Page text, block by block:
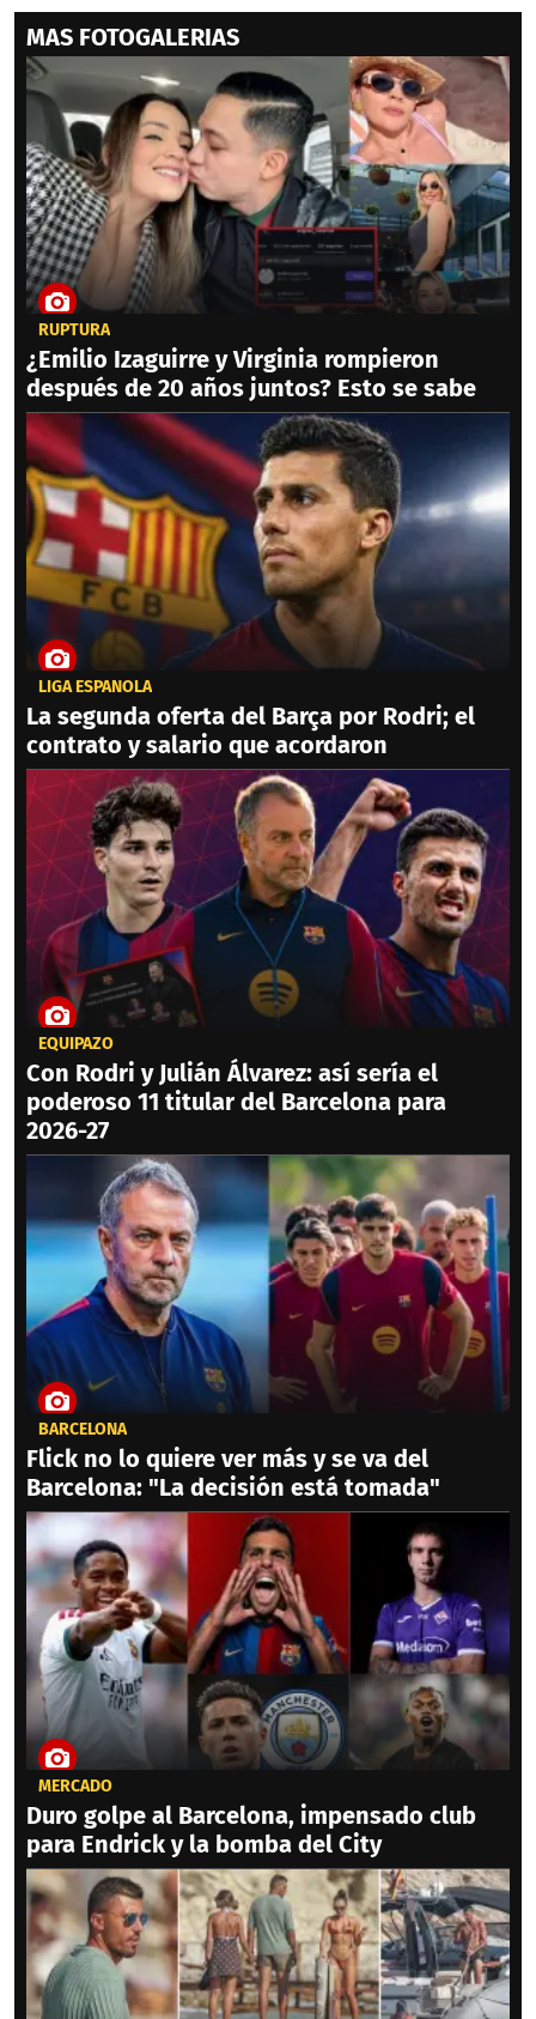
MAS FOTOGALERIAS
RUPTURA
¿Emilio Izaguirre y Virginia rompieron
después de 20 años juntos? Esto se sabe
LIGA ESPAÑOLA
La segunda oferta del Barça por Rodri; el
contrato y salario que acordaron
EQUIPAZO
Con Rodri y Julián Álvarez: así sería el
poderoso 11 titular del Barcelona para
2026-27
BARCELONA
Flick no lo quiere ver más y se va del
Barcelona: "La decisión está tomada"
MERCADO
Duro golpe al Barcelona, impensado club
para Endrick y la bomba del City